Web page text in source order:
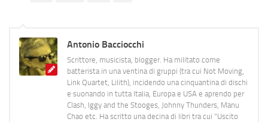
Antonio Bacciocchi
Scrittore, musicista, blogger. Ha militato come
batterista in una ventina di gruppi (tra cui Not Moving,
Link Quartet, Lilith), incidendo una cinquantina di dischi
e suonando in tutta Italia, Europa e USA e aprendo per
Clash, Iggy and the Stooges, Johnny Thunders, Manu
Chao etc. Ha scritto una decina di libri tra cui "Uscito